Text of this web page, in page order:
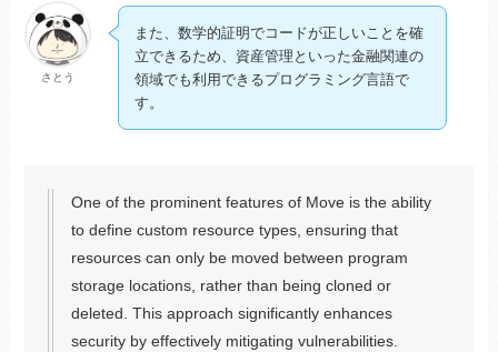
さとう
また、数学的証明でコードが正しいことを確
立できるため、資産管理といった金融関連の
領域でも利用できるプログラミング言語で
す。
One of the prominent features of Move is the ability
to define custom resource types, ensuring that
resources can only be moved between program
storage locations, rather than being cloned or
deleted. This approach significantly enhances
security by effectively mitigating vulnerabilities.